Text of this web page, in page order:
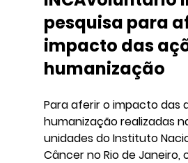
pesquisa para
impacto das
humanização
Para aferir o impacto das
humanização realizadas
unidades do Instituto
Câncer no Rio de Janeiro,